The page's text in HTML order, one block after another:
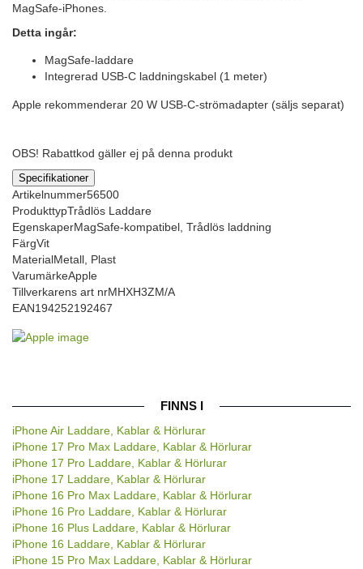
MagSafe-iPhones.
Detta ingår:
MagSafe-laddare
Integrerad USB-C laddningskabel (1 meter)
Apple rekommenderar 20 W USB-C-strömadapter (säljs separat)
OBS! Rabattkod gäller ej på denna produkt
Specifikationer
Artikelnummer56500
ProdukttypTrådlös Laddare
EgenskaperMagSafe-kompatibel, Trådlös laddning
FärgVit
MaterialMetall, Plast
VarumärkeApple
Tillverkarens art nrMHXH3ZM/A
EAN194252192467
FINNS I
iPhone Air Laddare, Kablar & Hörlurar
iPhone 17 Pro Max Laddare, Kablar & Hörlurar
iPhone 17 Pro Laddare, Kablar & Hörlurar
iPhone 17 Laddare, Kablar & Hörlurar
iPhone 16 Pro Max Laddare, Kablar & Hörlurar
iPhone 16 Pro Laddare, Kablar & Hörlurar
iPhone 16 Plus Laddare, Kablar & Hörlurar
iPhone 16 Laddare, Kablar & Hörlurar
iPhone 15 Pro Max Laddare, Kablar & Hörlurar